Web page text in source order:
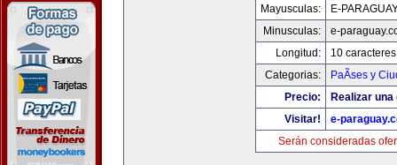
Mayusculas:
E-
Minusculas:
e-
Longitud:
10 caracteres
Categorias:
PaÃ­ses y
Precio:
Realizar
Visitar!
e-
Serán consideradas